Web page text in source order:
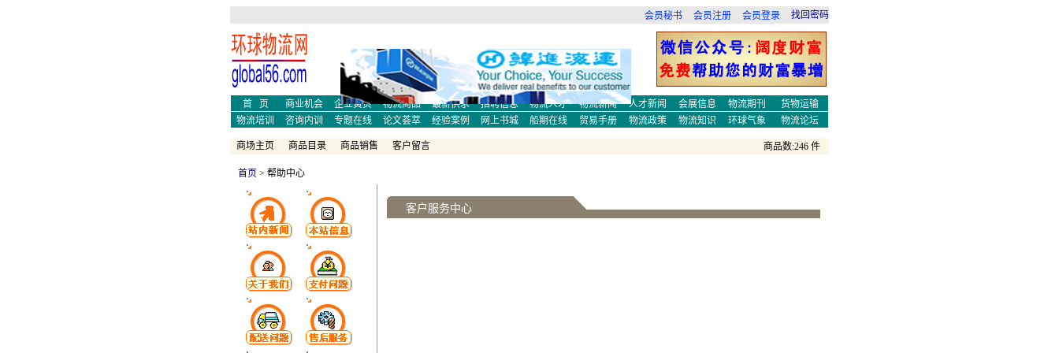
会员秘书 会员注册 会员登录
找回密码
物流新闻
物流人才 现代物流培训
职业资格认证
物流咨询
物流内训 国际货代
求职招聘
物流咨询
物流内训 国际货代
求职招聘
首 页
商业机会 企业黄页 物流商品 最新供求 招聘信息 物流人才 物流新闻 人才新闻 会展信息 物流期刊
货物运输
物流培训
咨询内训 专题在线 论文荟萃 经验案例 网上书城 船期在线 贸易手册 物流政策 物流知识 环球气象 物流论坛
商场主页 商品目录 商品销售 客户留言 商品数:246 件
首页 > 帮助中心
客户服务中心